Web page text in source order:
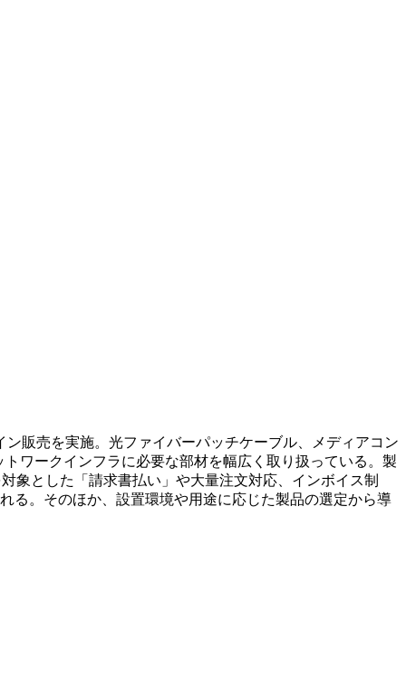
販売を実施。光ファイバーパッチケーブル、メディアコン
ワークインフラに必要な部材を幅広く取り扱っている。製
象とした「請求書払い」や大量注文対応、インボイス制
る。そのほか、設置環境や用途に応じた製品の選定から導